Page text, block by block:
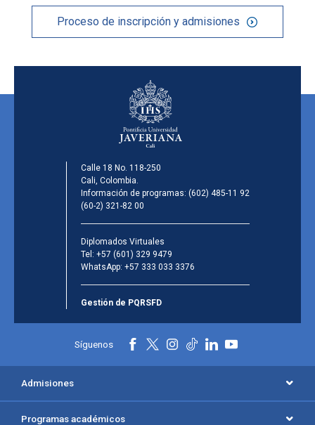
Proceso de inscripción y admisiones
Calle 18 No. 118-250
Cali, Colombia.
Información de programas: (602) 485-11 92
(60-2) 321-82 00
Diplomados Virtuales
Tel: +57 (601) 329 9479
WhatsApp: +57 333 033 3376
Gestión de PQRSFD
Síguenos
Admisiones
Programas académicos